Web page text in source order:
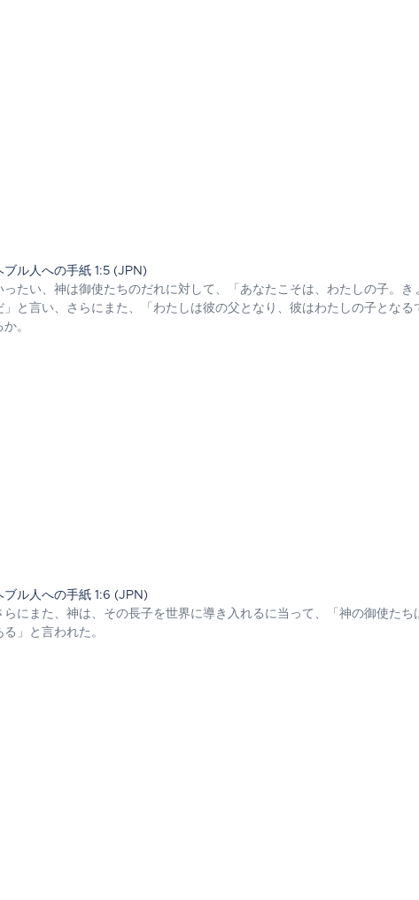
ブル人への手紙 1:5 (JPN)
ったい、神は御使たちのだれに対して、「あなたこそは、わたしの子。き
」と言い、さらにまた、「わたしは彼の父となり、彼はわたしの子とな
か。
ブル人への手紙 1:6 (JPN)
らにまた、神は、その長子を世界に導き入れるに当って、「神の御使た
る」と言われた。